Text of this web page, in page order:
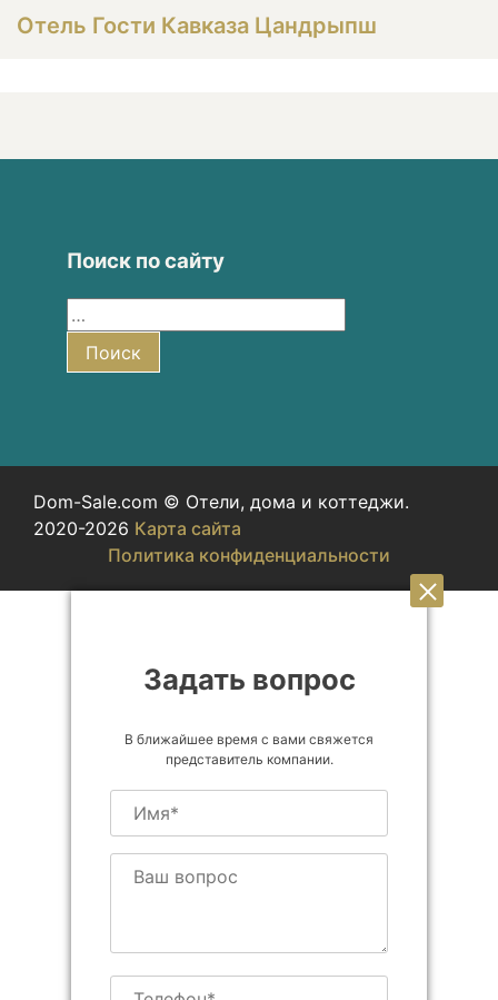
Отель Гости Кавказа Цандрыпш
Поиск по сайту
Поиск
Dom-Sale.com © Отели, дома и коттеджи.
2020-2026 Карта сайта
Политика конфиденциальности
Задать вопрос
В ближайшее время с вами свяжется
представитель компании.